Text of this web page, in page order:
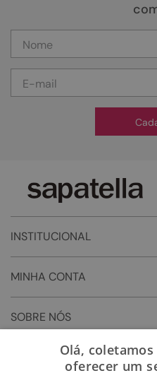
INSTITUCIONAL
MINHA CONTA
SOBRE NÓS
Olá,
oferecer um